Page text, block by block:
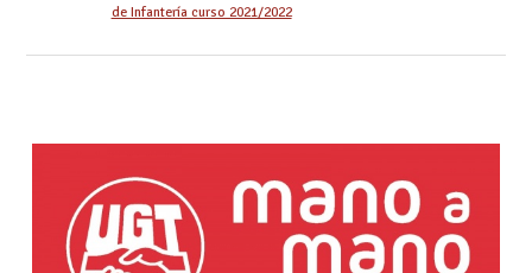
de Infantería curso 2021/2022